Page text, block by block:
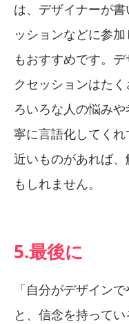
は、デザイナーが
ッションなどに参
もおすすめです。
クセッションはた
ろいろな人の悩み
寧に言語化してく
近いものがあれば
もしれません。
5.最後に
「自分がデザイン
と、信念を持って